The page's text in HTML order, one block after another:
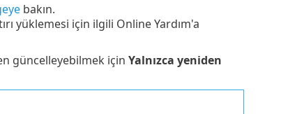
bakın.
yüklemesi için ilgili Online Yardım'a
güncelleyebilmek için Yalnızca yeniden